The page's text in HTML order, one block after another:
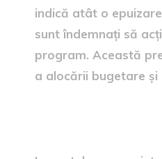
indică atât o
sunt îndemnați să
program. Această
a alocării bugetare